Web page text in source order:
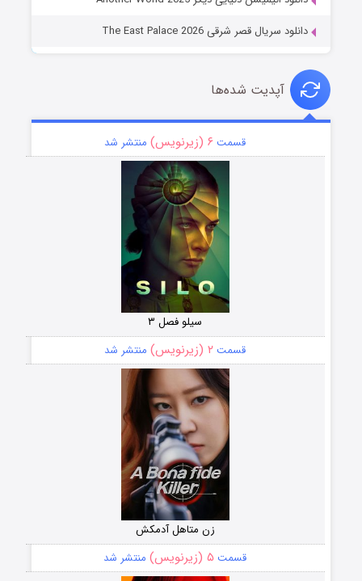
دانلود سریال قصر شرقی The East Palace 2026
آپدیت شده‌ها
قسمت ۶ (زیرنویس) منتشر شد
سیلو فصل ۳
قسمت ۲ (زیرنویس) منتشر شد
زن متاهل آدمکش
قسمت ۵ (زیرنویس) منتشر شد